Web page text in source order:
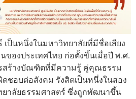
เป็นหนึ่งในมหาวิทยาลัยที่มีชื่อเสียง
ของประเทศไทย ก่อตั้งขึ้นเมื่อปี พ.ศ.
สร้างบัณฑิตที่มีความรู้ คู่คุณธรรม
ชอบต่อสังคม รังสิตเป็นหนึ่งในสอง
ยาลัยธรรมศาสตร์ ซึ่งถูกพัฒนาขึ้น